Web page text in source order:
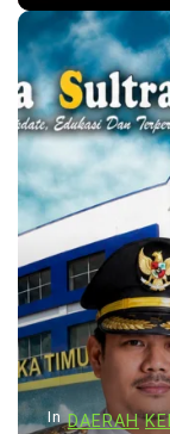
In DAERAH